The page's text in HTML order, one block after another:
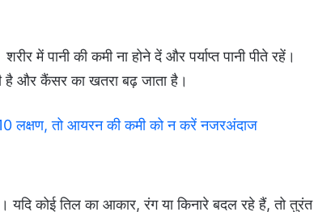
में पानी की कमी ना होने दें और पर्याप्त पानी पीते रहें।
है और कैंसर का खतरा बढ़ जाता है।
लक्षण, तो आयरन की कमी को न करें नजरअंदाज
यदि कोई तिल का आकार, रंग या किनारे बदल रहे हैं, तो तुरंत